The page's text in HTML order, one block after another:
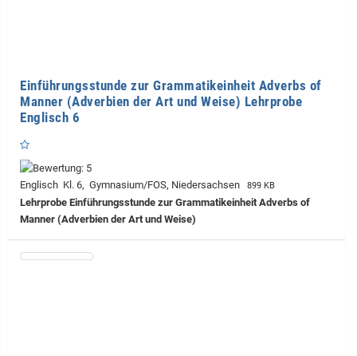
Einführungsstunde zur Grammatikeinheit Adverbs of
Manner (Adverbien der Art und Weise) Lehrprobe
Englisch 6
Englisch Kl. 6, Gymnasium/FOS, Niedersachsen 899 KB
Lehrprobe Einführungsstunde zur Grammatikeinheit Adverbs of
Manner (Adverbien der Art und Weise)